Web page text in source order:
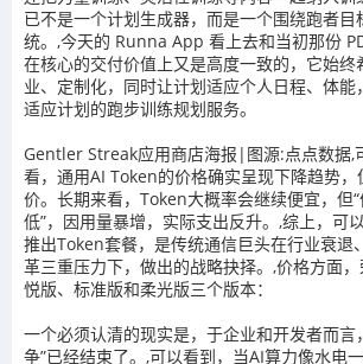
已不是一个计划生成器，而是一个围绕跑者目
统。,今天的 Runna App 看上去和当初那份
在核心的交付价值上又是高度一致的，它始终
业、定制化，同时让计划适应个人日程、体
适应计划的跑步训练规划服务。
Gentler Streak应用商店海报|图源:点点数据,
看，通用AI Token的价格确实呈现下降趋势
价。长期来看，Token大概率会继续便宜，但“
低”，因用量暴增，实际支出反升。‌‌,综上，可
推出Token套餐，是传统通信巨头在行业衰退
革三重压力下，做出的战略抉择。,价格方面
悦版、标准版和柔光版三个版本：
一个必须认清的现实是，于企业和开发者而言
争”已经结束了。,可以看到，当AI算力像水电